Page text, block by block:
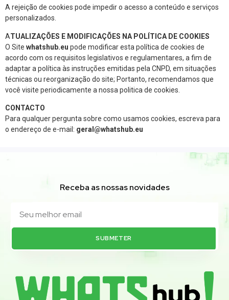
A rejeição de cookies pode impedir o acesso a conteúdo e serviços
personalizados.
ATUALIZAÇÕES E MODIFICAÇÕES NA POLÍTICA DE COOKIES
O Site whatshub.eu pode modificar esta política de cookies de
acordo com os requisitos legislativos e regulamentares, a fim de
adaptar a política às instruções emitidas pela CNPD, em situações
técnicas ou reorganização do site; Portanto, recomendamos que
você visite periodicamente a nossa politica de cookies.
CONTACTO
Para qualquer pergunta sobre como usamos cookies, escreva para
o endereço de e-mail: geral@whatshub.eu
Receba as nossas novidades
SUBMETER